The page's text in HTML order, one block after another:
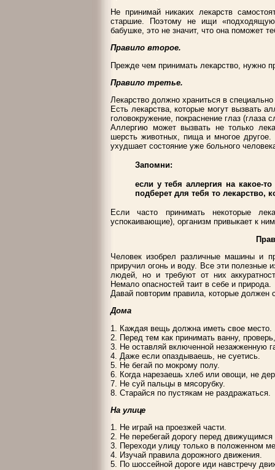
Не принимай никаких лекарств
старшие. Поэтому не ищи
бабушке, это не значит, что она поможет
Правило второе.
Прежде чем принимать лекарство, нужно
Правило третье.
Лекарство должно храниться в
Есть лекарства, которые могут вызвать
головокружение, покраснение глаз (глаза
Аллергию может вызвать не только
шерсть животных, пища и многое
ухудшает состояние уже больного
Запомни:
если у тебя аллергия на какое-
подберет для тебя то лекарство,
Если часто принимать некоторые
успокаивающие), организм привыкает к
Человек изобрел различные машины и
приручил огонь и воду. Все эти полезные
людей, но и требуют от них
Немало опасностей таит в себе и природа.
Давай повторим правила, которые должен
Дома
1. Каждая вещь должна иметь свое место.
2. Перед тем как принимать ванну,
3. Не оставляй включенной незажженную
4. Даже если опаздываешь, не суетись.
5. Не бегай по мокрому полу.
6. Когда нарезаешь хлеб или овощи, не
7. Не суй пальцы в мясорубку.
8. Старайся по пустякам не раздражаться.
На улице
1. Не играй на проезжей части.
2. Не перебегай дорогу перед движущимся
3. Переходи улицу только в положенном
4. Изучай правила дорожного движения.
5. По шоссейной дороге иди навстречу